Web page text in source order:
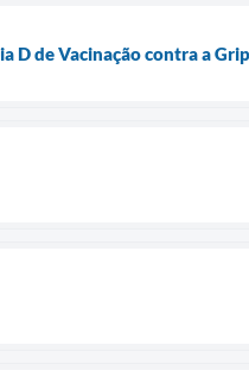
D de Vacinação contra a